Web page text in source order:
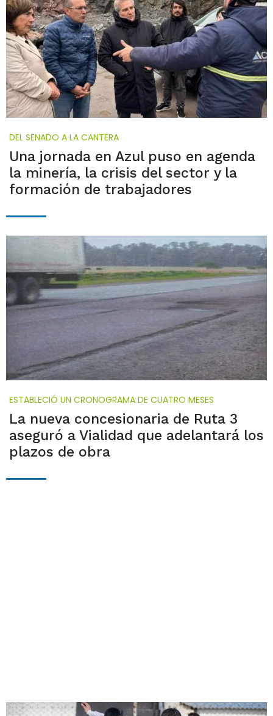
DEL SENADO A LA CANTERA
Una jornada en Azul puso en agenda
la minería, la crisis del sector y la
formación de trabajadores
ESTABLECIÓ UN CRONOGRAMA DE CUATRO MESES
La nueva concesionaria de Ruta 3
aseguró a Vialidad que adelantará los
plazos de obra